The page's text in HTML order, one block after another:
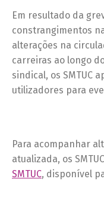
Em resultado da
constrangimentos
alterações na
carreiras ao longo
sindical, os SMTUC
utilizadores para
Para acompanhar
atualizada, os
SMTUC, disponível